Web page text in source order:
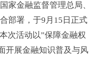
家金融监督管理总局、
部署，于9月15日正式
次活动以”保障金融权
开展金融知识普及与风